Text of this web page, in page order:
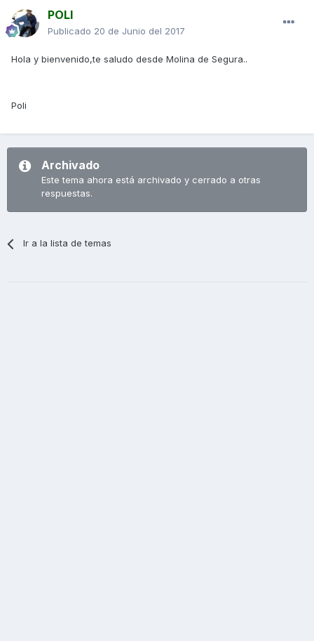
POLI
Publicado 20 de Junio del 2017
Hola y bienvenido,te saludo desde Molina de Segura..
Poli
Archivado
Este tema ahora está archivado y cerrado a otras
respuestas.
Ir a la lista de temas